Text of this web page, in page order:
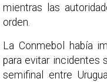
mientras las
orden.
La Conmebol había
para evitar incidentes
semifinal entre